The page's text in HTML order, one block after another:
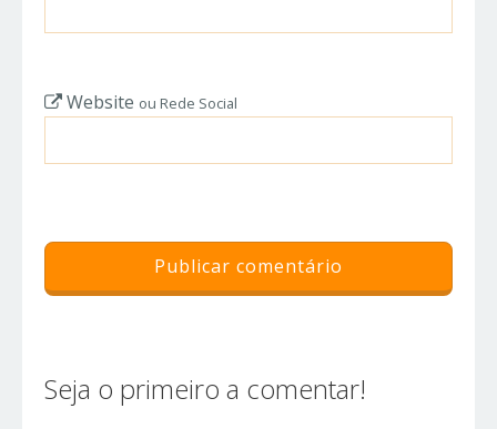
Website ou Rede Social
Seja o primeiro a comentar!